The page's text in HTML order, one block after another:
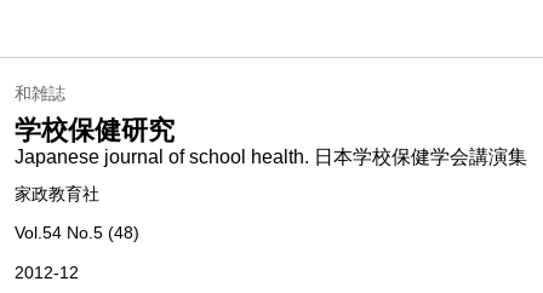
和雑誌
学校保健研究
Japanese journal of school health. 日本学校保健学会講演集
家政教育社
Vol.54 No.5 (48)
2012-12